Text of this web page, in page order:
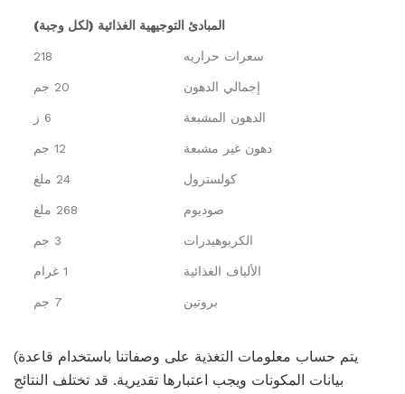
المبادئ التوجيهية الغذائية (لكل وجبة)
سعرات حراريه 218
إجمالي الدهون 20 جم
الدهون المشبعة 6 ز
دهون غير مشبعة 12 جم
كولسترول 24 ملغ
صوديوم 268 ملغ
الكربوهيدرات 3 جم
الألياف الغذائية 1 غرام
بروتين 7 جم
(يتم حساب معلومات التغذية على وصفاتنا باستخدام قاعدة
بيانات المكونات ويجب اعتبارها تقديرية. قد تختلف النتائج